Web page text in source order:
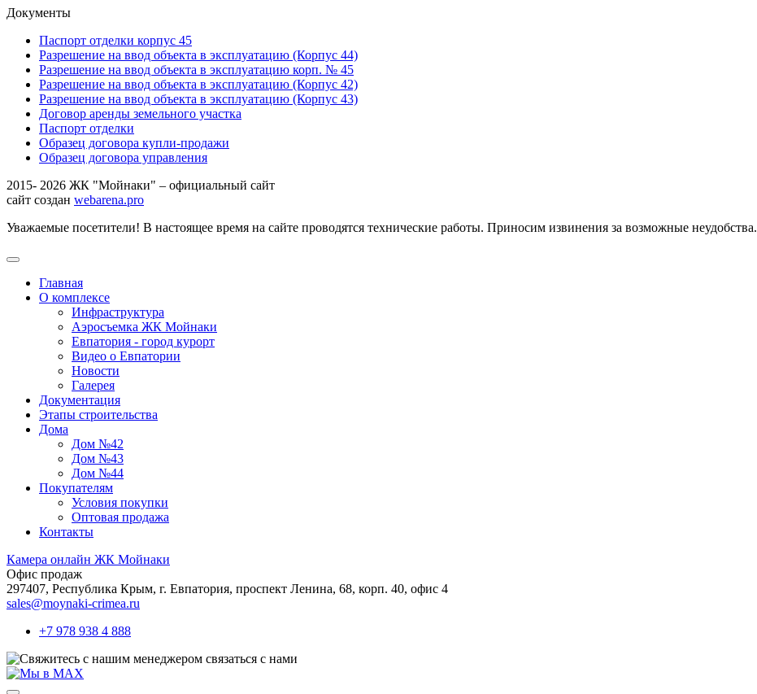
Документы
Паспорт отделки корпус 45
Разрешение на ввод объекта в эксплуатацию (Корпус 44)
Разрешение на ввод объекта в эксплуатацию корп. № 45
Разрешение на ввод объекта в эксплуатацию (Корпус 42)
Разрешение на ввод объекта в эксплуатацию (Корпус 43)
Договор аренды земельного участка
Паспорт отделки
Образец договора купли-продажи
Образец договора управления
2015- 2026 ЖК "Мойнаки" – официальный сайт
сайт создан webarena.pro
Уважаемые посетители! В настоящее время на сайте проводятся технические работы. Приносим извинения за возможные неудобства.
Главная
О комплексе
Инфраструктура
Аэросъемка ЖК Мойнаки
Евпатория - город курорт
Видео о Евпатории
Новости
Галерея
Документация
Этапы строительства
Дома
Дом №42
Дом №43
Дом №44
Покупателям
Условия покупки
Оптовая продажа
Контакты
Камера онлайн ЖК Мойнаки
Офис продаж
297407, Республика Крым, г. Евпатория, проспект Ленина, 68, корп. 40, офис 4
sales@moynaki-crimea.ru
+7 978 938 4 888
связаться с нами